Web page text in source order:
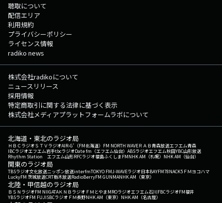
聴取について
配信エリア
利用規約
プライバシーポリシー
ライセンス情報
radiko news
株式会社radikoについて
ニュースリリース
採用情報
特定商取引に関する法律に基づく表示
株式会社メディアプラットフォームラボについて
北海道・東北のラジオ局
ＨＢＣラジオＳＴＶラジオAIR-G'（FM北海道） FM NORTH WAVEＲＡＢ青森放送エフエム青森
IBCラジオエフエム岩手tbcラジオDate fm（エフエム仙台） ABSラジオエフエム秋田YBC山形放送
Rhythm Station エフエム山形RFCラジオ福島ふくしまFMNHK AM（札幌） NHK AM（仙台）
関東のラジオ局
TBSラジオ文化放送ニッポン放送interfmTOKYO FMJ-WAVEラジオ日本BAYFM78NACK5 ＦＭヨコハマ
LuckyFM 茨城放送CRT栃木放送RadioBerryFM GUNMANHK AM（東京）
北陸・甲信越のラジオ局
ＢＳＮラジオFM NIIGATAＫＮＢラジオ ＦＭとやまMROラジオエフエム石川FBCラジオFM福井
YBSラジオFM FUJISBCラジオ ＦＭ長野NHK AM（東京） NHK AM（名古屋）